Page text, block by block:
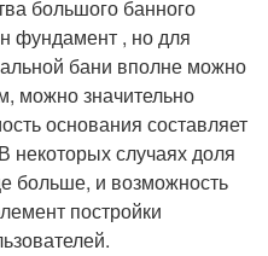
большого банного
фундамент , но для
бани вполне можно
можно значительно
основания составляет
случаях доля
больше, и возможность
постройки